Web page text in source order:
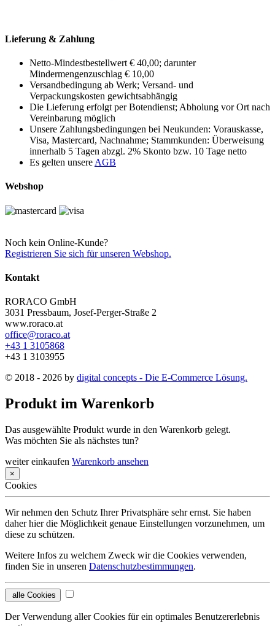
Lieferung & Zahlung
Netto-Mindestbestellwert € 40,00; darunter
Mindermengenzuschlag € 10,00
Versandbedingung ab Werk; Versand- und
Verpackungskosten gewichtsabhängig
Die Lieferung erfolgt per Botendienst; Abholung vor Ort nach
Vereinbarung möglich
Unsere Zahlungsbedingungen bei Neukunden: Vorauskasse,
Visa, Mastercard, Nachnahme; Stammkunden: Überweisung
innerhalb 5 Tagen abzgl. 2% Skonto bzw. 10 Tage netto
Es gelten unsere AGB
Webshop
Noch kein Online-Kunde?
Registrieren Sie sich für unseren Webshop.
Kontakt
RORACO GmbH
3031 Pressbaum, Josef-Perger-Straße 2
www.roraco.at
office@roraco.at
+43 1 3105868
+43 1 3103955
© 2018 - 2026 by digital concepts - Die E-Commerce Lösung.
Produkt im Warenkorb
Das ausgewählte Produkt wurde in den Warenkorb gelegt.
Was möchten Sie als nächstes tun?
weiter einkaufen Warenkorb ansehen
×
Cookies
Wir nehmen den Schutz Ihrer Privatsphäre sehr ernst. Sie haben
daher hier die Möglichkeit genaue Einstellungen vorzunehmen, um
diese zu schützen.
Weitere Infos zu welchem Zweck wir die Cookies verwenden,
finden Sie in unseren Datenschutzbestimmungen.
alle Cookies
Der Verwendung aller Cookies für ein optimales Benutzererlebnis